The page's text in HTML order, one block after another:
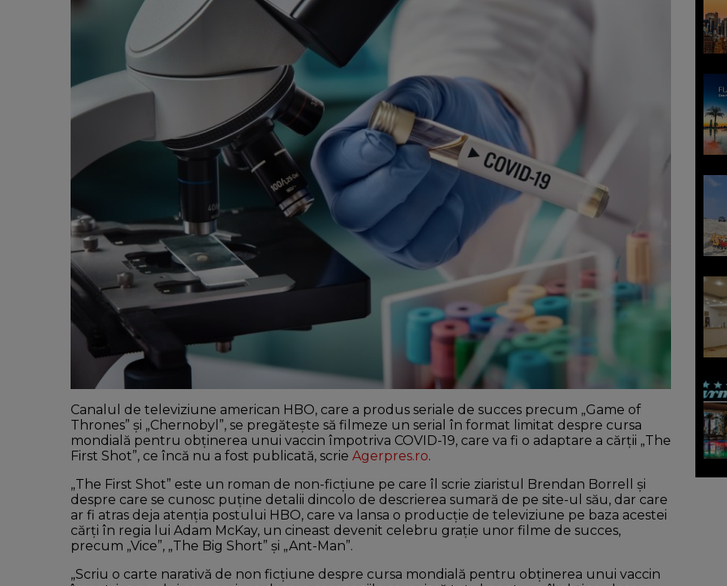
Canalul de televiziune american HBO, care a produs seriale de succes precum „Game of
Thrones” şi „Chernobyl”, se pregăteşte să filmeze un serial în format limitat despre cursa
mondială pentru obţinerea unui vaccin împotriva COVID-19, care va fi o adaptare a cărţii „The
First Shot”, ce încă nu a fost publicată, scrie Agerpres.ro.
„The First Shot” este un roman de non-ficţiune pe care îl scrie ziaristul Brendan Borrell şi
despre care se cunosc puţine detalii dincolo de descrierea sumară de pe site-ul său, dar care
ar fi atras deja atenţia postului HBO, care va lansa o producţie de televiziune pe baza acestei
cărţi în regia lui Adam McKay, un cineast devenit celebru graţie unor filme de succes,
precum „Vice”, „The Big Short” şi „Ant-Man”.
„Scriu o carte narativă de non ficţiune despre cursa mondială pentru obţinerea unui vaccin